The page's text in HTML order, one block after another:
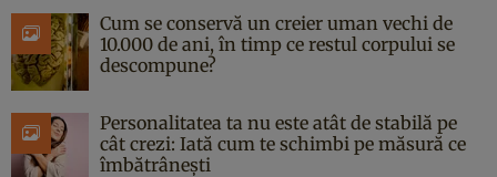
Cum se conservă un creier uman vechi de
10.000 de ani, în timp ce restul corpului se
descompune?
Personalitatea ta nu este atât de stabilă pe
cât crezi: Iată cum te schimbi pe măsură ce
îmbătrânești